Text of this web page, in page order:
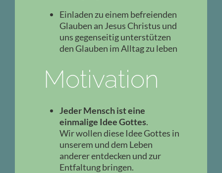
Einladen zu einem befreienden
Glauben an Jesus Christus und
uns gegenseitig unterstützen
den Glauben im Alltag zu leben
Motivation
Jeder Mensch ist eine
einmalige Idee Gottes.
Wir wollen diese Idee Gottes in
unserem und dem Leben
anderer entdecken und zur
Entfaltung bringen.